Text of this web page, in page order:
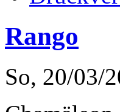
Rango
So, 20/03/